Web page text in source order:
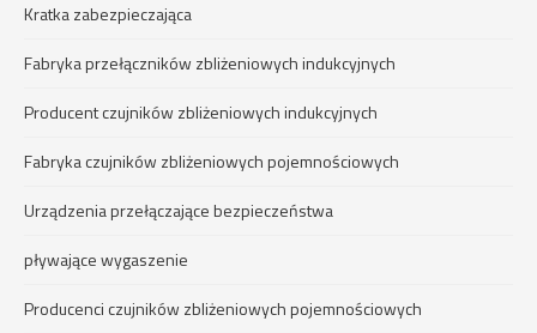
Kratka zabezpieczająca
Fabryka przełączników zbliżeniowych indukcyjnych
Producent czujników zbliżeniowych indukcyjnych
Fabryka czujników zbliżeniowych pojemnościowych
Urządzenia przełączające bezpieczeństwa
pływające wygaszenie
Producenci czujników zbliżeniowych pojemnościowych